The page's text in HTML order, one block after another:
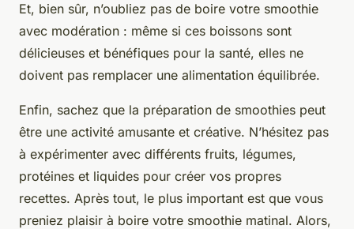
Et, bien sûr, n’oubliez pas de boire votre smoothie
avec modération : même si ces boissons sont
délicieuses et bénéfiques pour la santé, elles ne
doivent pas remplacer une alimentation équilibrée.
Enfin, sachez que la préparation de smoothies peut
être une activité amusante et créative. N’hésitez pas
à expérimenter avec différents fruits, légumes,
protéines et liquides pour créer vos propres
recettes. Après tout, le plus important est que vous
preniez plaisir à boire votre smoothie matinal. Alors,